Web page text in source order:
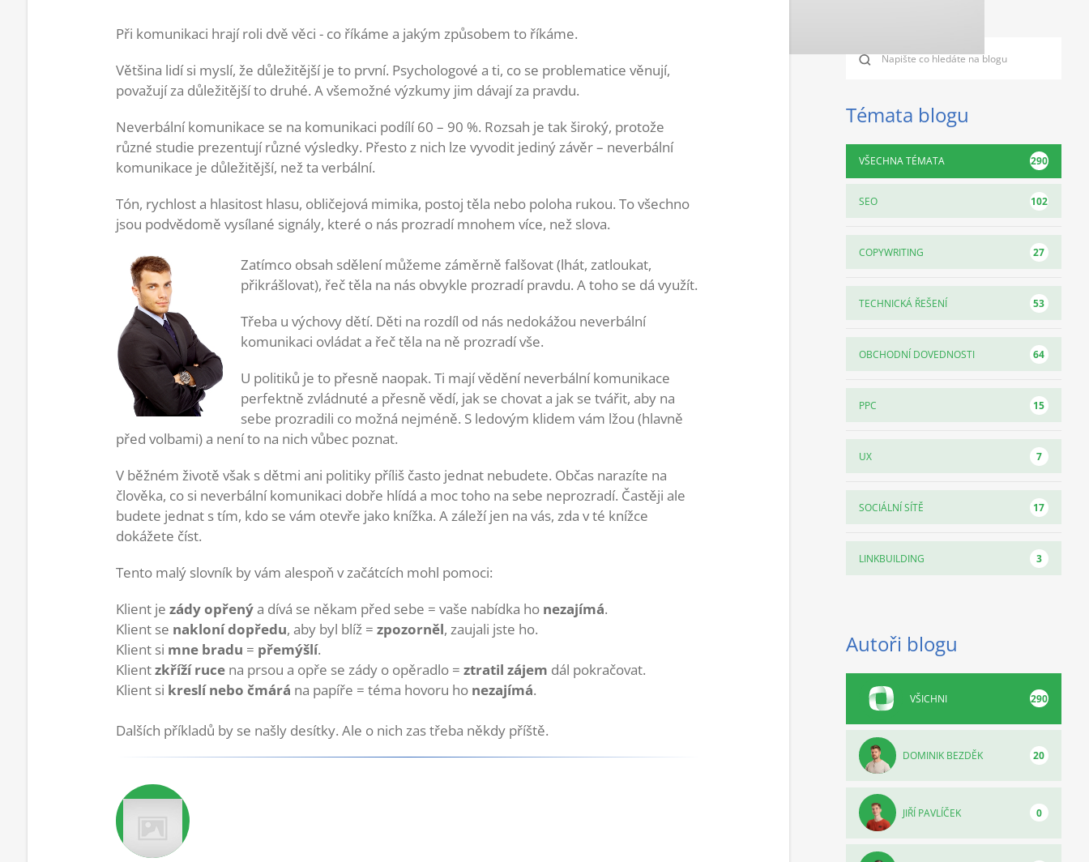
Při komunikaci hrají roli dvě věci - co říkáme a jakým způsobem to říkáme.
Většina lidí si myslí, že důležitější je to první. Psychologové a ti, co se problematice věnují,
považují za důležitější to druhé. A všemožné výzkumy jim dávají za pravdu.
Neverbální komunikace se na komunikaci podílí 60 – 90 %. Rozsah je tak široký, protože
různé studie prezentují různé výsledky. Přesto z nich lze vyvodit jediný závěr – neverbální
komunikace je důležitější, než ta verbální.
Tón, rychlost a hlasitost hlasu, obličejová mimika, postoj těla nebo poloha rukou. To všechno
jsou podvědomě vysílané signály, které o nás prozradí mnohem více, než slova.
Zatímco obsah sdělení můžeme záměrně falšovat (lhát, zatloukat,
přikrášlovat), řeč těla na nás obvykle prozradí pravdu. A toho se dá využít.
Třeba u výchovy dětí. Děti na rozdíl od nás nedokážou neverbální
komunikaci ovládat a řeč těla na ně prozradí vše.
U politiků je to přesně naopak. Ti mají vědění neverbální komunikace
perfektně zvládnuté a přesně vědí, jak se chovat a jak se tvářit, aby na
sebe prozradili co možná nejméně. S ledovým klidem vám lžou (hlavně
před volbami) a není to na nich vůbec poznat.
V běžném životě však s dětmi ani politiky příliš často jednat nebudete. Občas narazíte na
člověka, co si neverbální komunikaci dobře hlídá a moc toho na sebe neprozradí. Častěji ale
budete jednat s tím, kdo se vám otevře jako knížka. A záleží jen na vás, zda v té knížce
dokážete číst.
Tento malý slovník by vám alespoň v začátcích mohl pomoci:
Klient je zády opřenýa dívá se někam před sebe = vaše nabídka ho nezajímá.
Klient se nakloní dopředu, aby byl blíž = zpozorněl, zaujali jste ho.
Klient si mne bradu = přemýšlí.
Klientzkříží rucena prsou a opře se zády o opěradlo = ztratil zájem dál pokračovat.
Klient si kreslí nebo čmárá na papíře = téma hovoru ho nezajímá.
Dalších příkladů by se našly desítky. Ale o nich zas třeba někdy příště.
Témata blogu
VŠECHNA TÉMATA 290
SEO 102
COPYWRITING 27
TECHNICKÁ ŘEŠENÍ 53
OBCHODNÍ DOVEDNOSTI 64
PPC 15
UX 7
SOCIÁLNÍ SÍTĚ 17
LINKBUILDING 3
Autoři blogu
VŠICHNI 290
DOMINIK BEZDĚK 20
JIŘÍ PAVLÍČEK 0